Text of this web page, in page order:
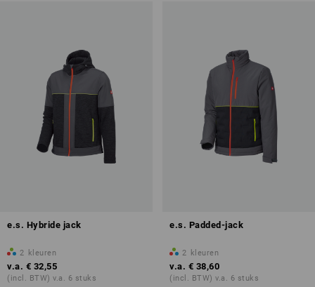
e.s. Hybride jack
2 kleuren
v.a. € 32,55
(incl. BTW) v.a. 6 stuks
e.s. Padded-jack
2 kleuren
v.a. € 38,60
(incl. BTW) v.a. 6 stuks